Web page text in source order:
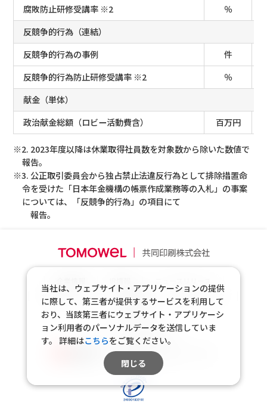
腐敗防止研修受講率 ※2
％
反競争的行為（連結）
反競争的行為の事例
件
反競争的行為防止研修受講率 ※2
％
献金（単体）
政治献金総額（ロビー活動費含）
百万円
※2. 2023年度以降は休業取得社員数を対象数から除いた数値で
報告。
※3. 公正取引委員会から独占禁止法違反行為として排除措置命
令を受けた「日本年金機構の帳票作成業務等の入札」の事案
については、「反競争的行為」の項目にて
報告。
サステナビリティ
採用情報
製品・サービス
お問い合わせ
共同印刷公式X
共同印刷公式Youtubeチャンネル
当社は、ウェブサイト・アプリケーションの提供
に際して、第三者が提供するサービスを利用して
おり、当該第三者にウェブサイト・アプリケーシ
ョン利用者のパーソナルデータを送信していま
す。 詳細はこちらをご覧ください。
閉じる